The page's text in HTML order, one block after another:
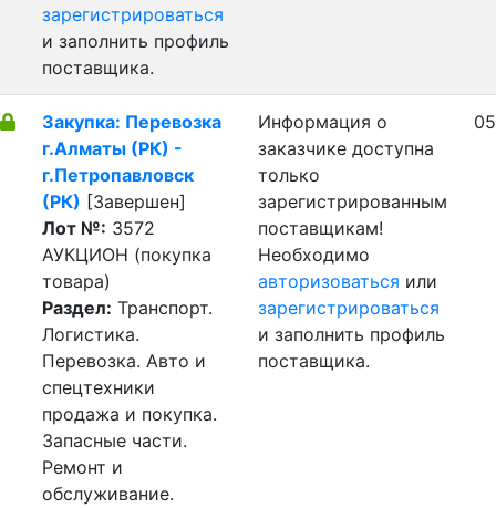
зарегистрироваться
и заполнить профиль
поставщика.
Закупка: Перевозка
г.Алматы (РК) -
г.Петропавловск
(РК) [Завершен]
Лот №: 3572
АУКЦИОН (покупка
товара)
Раздел: Транспорт.
Логистика.
Перевозка. Авто и
спецтехники
продажа и покупка.
Запасные части.
Ремонт и
обслуживание.
Информация о
заказчике доступна
только
зарегистрированным
поставщикам!
Необходимо
авторизоваться или
зарегистрироваться
и заполнить профиль
поставщика.